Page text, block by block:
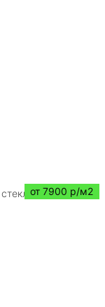
от 7900 р/м2